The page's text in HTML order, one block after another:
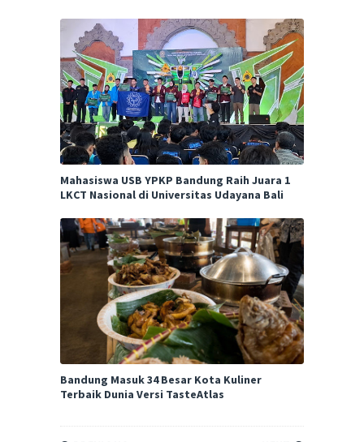
Mahasiswa USB YPKP Bandung Raih Juara 1
LKCT Nasional di Universitas Udayana Bali
Bandung Masuk 34 Besar Kota Kuliner
Terbaik Dunia Versi TasteAtlas